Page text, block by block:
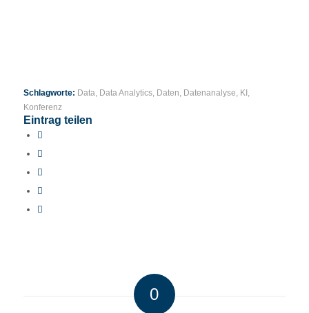
Schlagworte: Data Data Analytics, Daten Datenanalyse KI
Konferenz
Eintrag teilen
0